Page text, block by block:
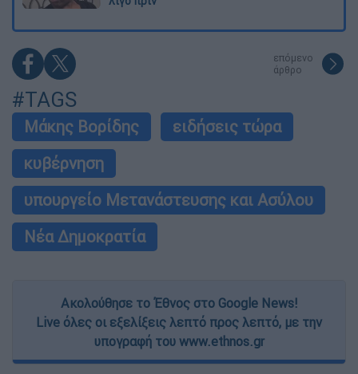
επόμενο
άρθρο
#TAGS
Μάκης Βορίδης
ειδήσεις τώρα
κυβέρνηση
υπουργείο Μετανάστευσης και Ασύλου
Νέα Δημοκρατία
Ακολούθησε το Έθνος στο Google News!
Live όλες οι εξελίξεις λεπτό προς λεπτό, με την
υπογραφή του www.ethnos.gr